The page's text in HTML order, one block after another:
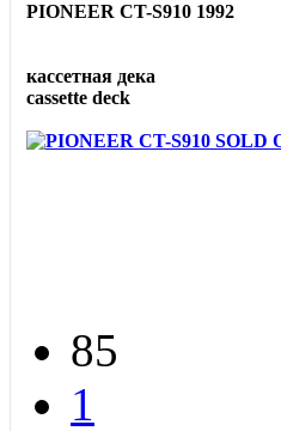
PIONEER CT-S910 1992
кассетная дека
cassette deck
85
1